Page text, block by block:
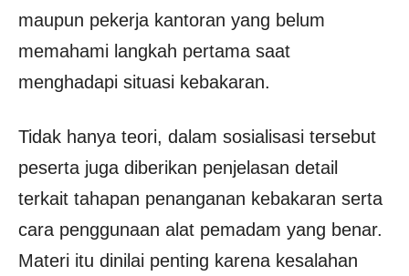
maupun pekerja kantoran yang belum
memahami langkah pertama saat
menghadapi situasi kebakaran.
Tidak hanya teori, dalam sosialisasi tersebut
peserta juga diberikan penjelasan detail
terkait tahapan penanganan kebakaran serta
cara penggunaan alat pemadam yang benar.
Materi itu dinilai penting karena kesalahan